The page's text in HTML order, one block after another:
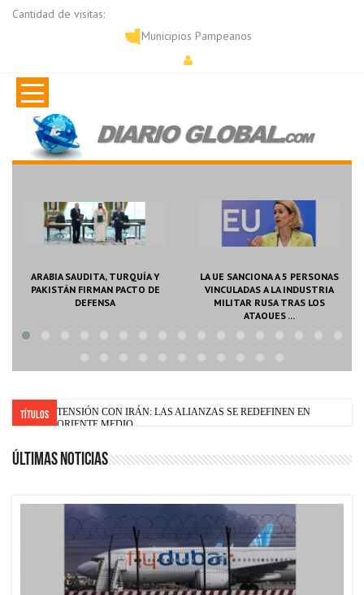
Cantidad de visitas:
Municipios Pampeanos
LA UE SANCIONA A 5 PERSONAS
VINCULADAS A LA INDUSTRIA
MILITAR RUSA TRAS LOS
ITALIA DESAFÍA A ESPAÑA Y
MANTIENE SUSPENSIÓN
SCHENGEN
Títulos ARABIA SAUDITA, TU
ARABIA SAUDITA, TU
ARABIA SAUDITA, TU
ARABIA SAUDITA, TU
ARABIA SAUDITA, TU
Últimas noticias